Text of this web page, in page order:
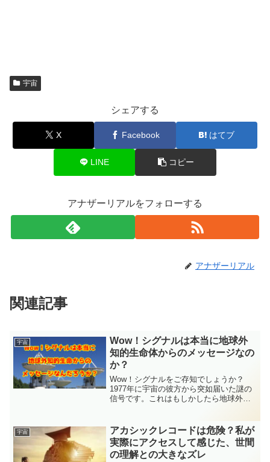
宇宙
シェアする
X Facebook はてブ
LINE コピー
アナザーリアルをフォローする
アナザーリアル
関連記事
宇宙
Wow！シグナルは本当に地球外
知的生命体からのメッセージなの
か？
Wow！シグナルをご存知でしょうか？
1977年に宇宙の彼方から突如届いた謎の
信号です。これはもしかしたら地球外知
のWow！シグナルの謎についてさまざま
な角度から考えていきます。
宇宙
アカシックレコードは危険？私が
実際にアクセスして感じた、世間
の理解との大きなズレ